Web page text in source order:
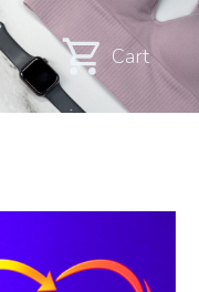
Cart